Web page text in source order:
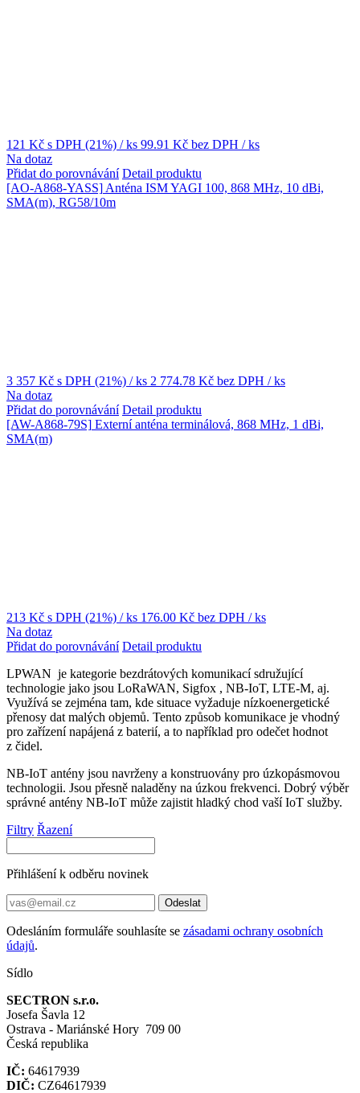
121 Kč s DPH (21%) / ks 99.91 Kč bez DPH / ks
Na dotaz
Přidat do porovnávání Detail produktu
[AO-A868-YASS] Anténa ISM YAGI 100, 868 MHz, 10 dBi,
SMA(m), RG58/10m
3 357 Kč s DPH (21%) / ks 2 774.78 Kč bez DPH / ks
Na dotaz
Přidat do porovnávání Detail produktu
[AW-A868-79S] Externí anténa terminálová, 868 MHz, 1 dBi,
SMA(m)
213 Kč s DPH (21%) / ks 176.00 Kč bez DPH / ks
Na dotaz
Přidat do porovnávání Detail produktu
LPWAN je kategorie bezdrátových komunikací sdružující
technologie jako jsou LoRaWAN, Sigfox , NB-IoT, LTE-M, aj.
Využívá se zejména tam, kde situace vyžaduje nízkoenergetické
přenosy dat malých objemů. Tento způsob komunikace je vhodný
pro zařízení napájená z baterií, a to například pro odečet hodnot
z čidel.
NB-IoT antény jsou navrženy a konstruovány pro úzkopásmovou
technologii. Jsou přesně naladěny na úzkou frekvenci. Dobrý výběr
správné antény NB-IoT může zajistit hladký chod vašíIoT služby.
Filtry Řazení
Přihlášení k odběru novinek
Odeslat
Odesláním formuláře souhlasíte se zásadami ochrany osobních
údajů.
Sídlo
SECTRON s.r.o.
Josefa Šavla 12
Ostrava - Mariánské Hory 709 00
Česká republika
IČ: 64617939
DIČ: CZ64617939